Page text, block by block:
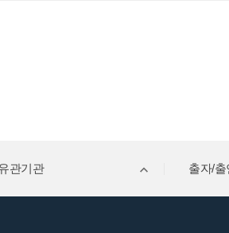
관기관 출자/